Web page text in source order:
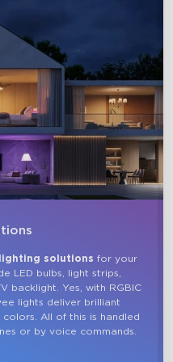
solutions for your
LED bulbs, light strips,
backlight. Yes, with RGBIC
lights deliver brilliant
All of this is handled
or by voice commands.